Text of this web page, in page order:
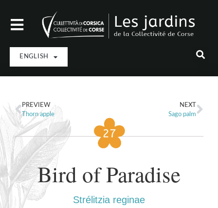
ENGLISH
PREVIEW
Thorn apple
NEXT
Sago palm
Bird of Paradise
Strélitzia reginae